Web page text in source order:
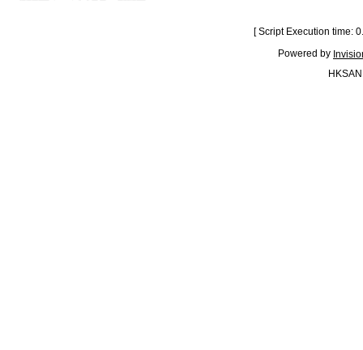
[ Script Execution time:
Powered by